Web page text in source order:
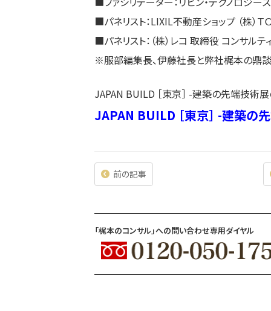
■パネリスト：LIXIL不動産ショップ （株
■パネリスト：（株）レコ 取締役 コンサ
※服部編集長、伊藤社長と弊社梶本の鼎
JAPAN BUILD ［東京］ -建築の先端技術
JAPAN BUILD ［東京］ -建築の
前の記事
「梶本のコンサル」への問い合わせ専用ダイヤル